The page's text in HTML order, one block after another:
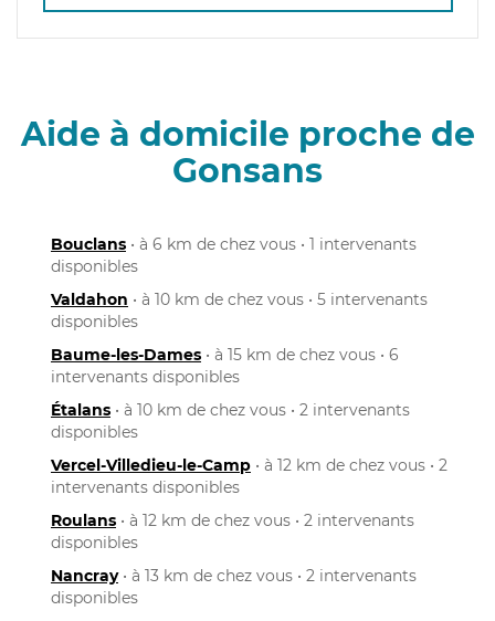
Aide à domicile proche de
Gonsans
Bouclans • à 6 km de chez vous • 1 intervenants
disponibles
Valdahon • à 10 km de chez vous • 5 intervenants
disponibles
Baume-les-Dames • à 15 km de chez vous • 6
intervenants disponibles
Étalans • à 10 km de chez vous • 2 intervenants
disponibles
Vercel-Villedieu-le-Camp • à 12 km de chez vous • 2
intervenants disponibles
Roulans • à 12 km de chez vous • 2 intervenants
disponibles
Nancray• à 13 km de chez vous • 2 intervenants
disponibles